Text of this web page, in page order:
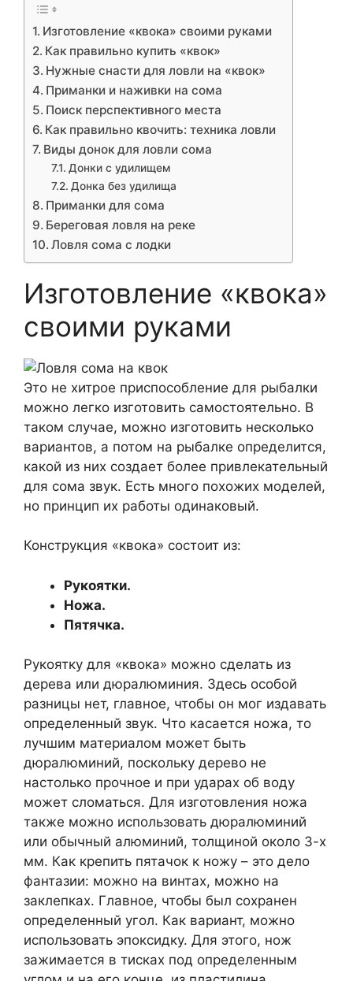
Изготовление «квока» своими руками
Как правильно купить «квок»
Нужные снасти для ловли на «квок»
Приманки и наживки на сома
Поиск перспективного места
Как правильно квочить: техника ловли
Виды донок для ловли сома
Донки с удилищем
Донка без удилища
Приманки для сома
Береговая ловля на реке
Ловля сома с лодки
Изготовление «квока»
своими руками
Это не хитрое приспособление для рыбалки
можно легко изготовить самостоятельно. В
таком случае, можно изготовить несколько
вариантов, а потом на рыбалке определится,
какой из них создает более привлекательный
для сома звук. Есть много похожих моделей,
но принцип их работы одинаковый.
Конструкция «квока» состоит из:
Рукоятки.
Ножа.
Пятячка.
Рукоятку для «квока» можно сделать из
дерева или дюралюминия. Здесь особой
разницы нет, главное, чтобы он мог издавать
определенный звук. Что касается ножа, то
лучшим материалом может быть
дюралюминий, поскольку дерево не
настолько прочное и при ударах об воду
может сломаться. Для изготовления ножа
также можно использовать дюралюминий
или обычный алюминий, толщиной около 3-х
мм. Как крепить пятачок к ножу – это дело
фантазии: можно на винтах, можно на
заклепках. Главное, чтобы был сохранен
определенный угол. Как вариант, можно
использовать эпоксидку. Для этого, нож
зажимается в тисках под определенным